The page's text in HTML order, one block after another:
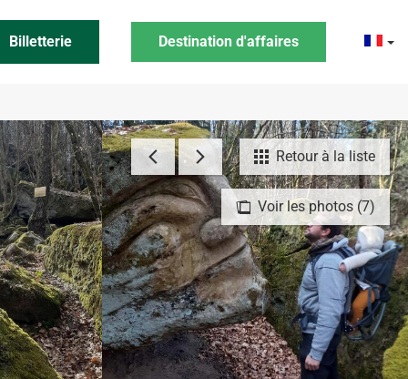
Billetterie Destination d'affaires
Voir les photos (7)
Retour à la liste